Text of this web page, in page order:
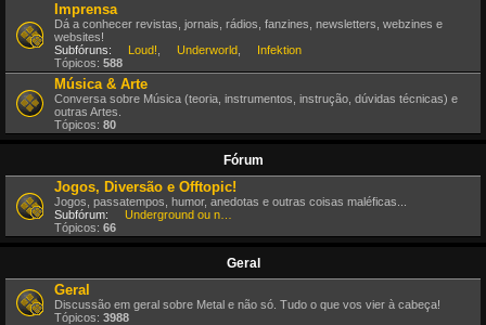
Imprensa
Dá a conhecer revistas, jornais, rádios, fanzines, newsletters, webzines e
websites!
Subfóruns:
Loud! Underworld
Infektion
Tópicos: 588
Música & Arte
Conversa sobre Música (teoria, instrumentos, instrução, dúvidas técnicas) e
outras Artes.
Tópicos: 80
Fórum
Jogos, Diversão e Offtopic!
Jogos, passatempos, humor, anedotas e outras coisas maléficas...
Subfórum:
Tópicos: 66
Geral
Geral
Discussão em geral sobre Metal e não só. Tudo o que vos vier à cabeça!
Tópicos: 3988